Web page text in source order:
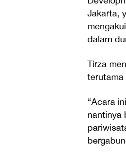
Jakarta,
dalam
Tirza
terutama
“Acara
nantinya